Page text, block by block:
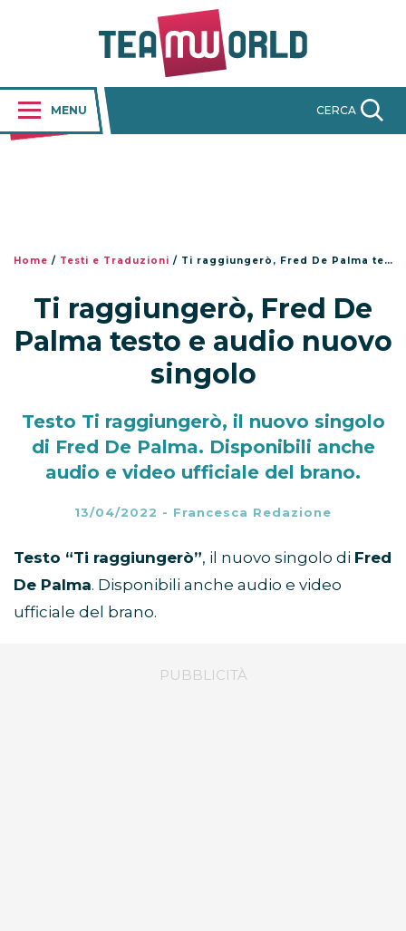
MENU CERCA
Home / Testi e Traduzioni / Ti raggiungerò, Fred De Palma testo e audio nuovo singolo
Ti raggiungerò, Fred De
Palma testo e audio nuovo
singolo
Testo Ti raggiungerò, il nuovo singolo
di Fred De Palma. Disponibili anche
audio e video ufficiale del brano.
13/04/2022 - Francesca Redazione
Testo “Ti raggiungerò”, il nuovo singolo di Fred
De Palma. Disponibili anche audio e video
ufficiale del brano.